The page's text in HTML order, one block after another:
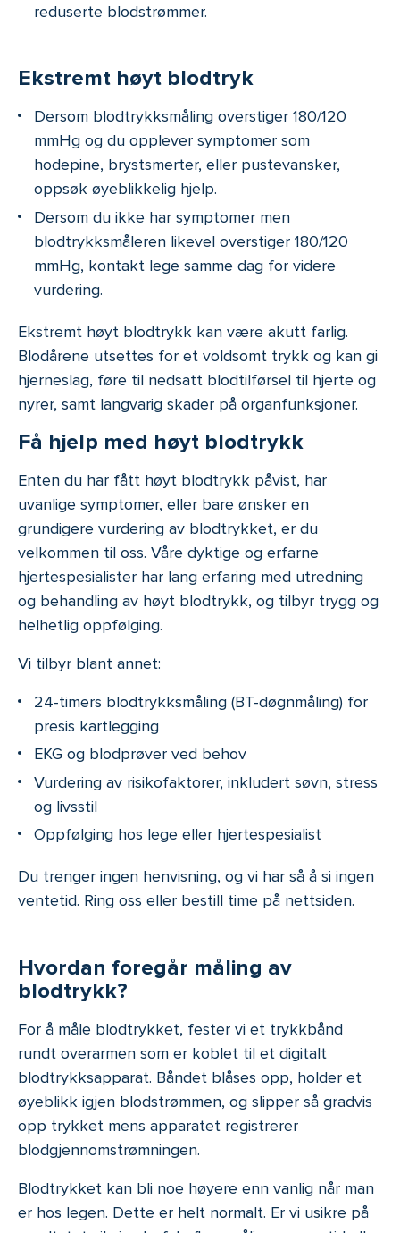
reduserte blodstrømmer.
Ekstremt høyt blodtryk
Dersom blodtrykksmåling overstiger 180/120
mmHg og du opplever symptomer som
hodepine, brystsmerter, eller pustevansker,
oppsøk øyeblikkelig hjelp.
Dersom du ikke har symptomer men
blodtrykksmåleren likevel overstiger 180/120
mmHg, kontakt lege samme dag for videre
vurdering.
Ekstremt høyt blodtrykk kan være akutt farlig.
Blodårene utsettes for et voldsomt trykk og kan gi
hjerneslag, føre til nedsatt blodtilførsel til hjerte og
nyrer, samt langvarig skader på organfunksjoner.
Få hjelp med høyt blodtrykk
Enten du har fått høyt blodtrykk påvist, har
uvanlige symptomer, eller bare ønsker en
grundigere vurdering av blodtrykket, er du
velkommen til oss. Våre dyktige og erfarne
hjertespesialister har lang erfaring med utredning
og behandling av høyt blodtrykk, og tilbyr trygg og
helhetlig oppfølging.
Vi tilbyr blant annet:
24-timers blodtrykksmåling (BT-døgnmåling) for
presis kartlegging
EKG og blodprøver ved behov
Vurdering av risikofaktorer, inkludert søvn, stress
og livsstil
Oppfølging hos lege eller hjertespesialist
Du trenger ingen henvisning, og vi har så å si ingen
ventetid. Ring oss eller bestill time på nettsiden.
Hvordan foregår måling av
blodtrykk?
For å måle blodtrykket, fester vi et trykkbånd
rundt overarmen som er koblet til et digitalt
blodtrykksapparat. Båndet blåses opp, holder et
øyeblikk igjen blodstrømmen, og slipper så gradvis
opp trykket mens apparatet registrerer
blodgjennomstrømningen.
Blodtrykket kan bli noe høyere enn vanlig når man
er hos legen. Dette er helt normalt. Er vi usikre på